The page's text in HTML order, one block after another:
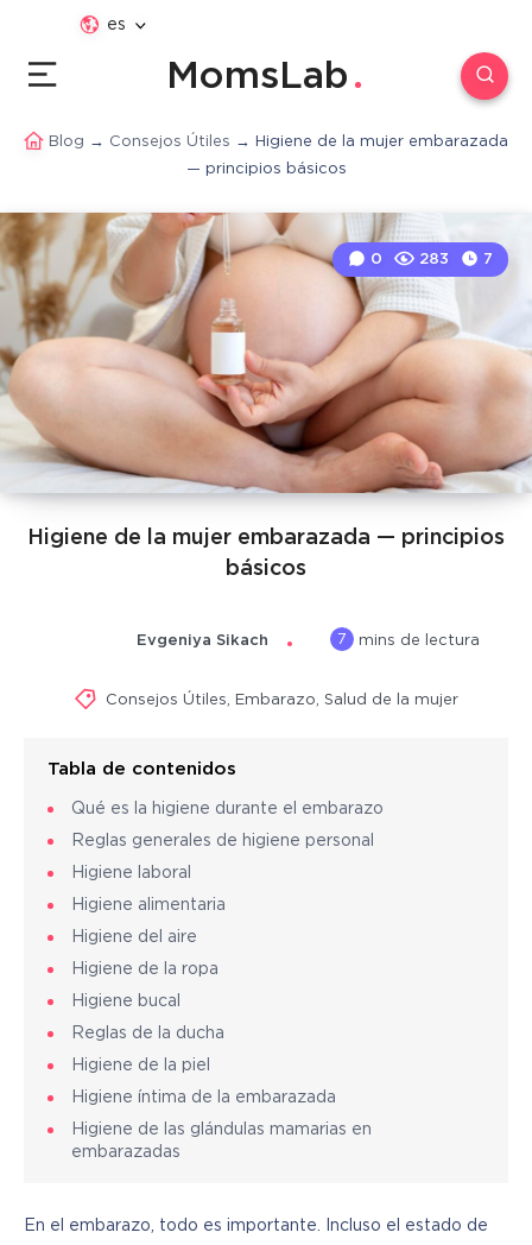
es
MomsLab
Blog → Consejos Útiles → Higiene de la mujer embarazada
— principios básicos
Higiene de la mujer embarazada — principios
básicos
0 283 7
Evgeniya Sikach 7 mins de lectura
Consejos Útiles Embarazo Salud de la mujer
Tabla de contenidos
Qué es la higiene durante el embarazo
Reglas generales de higiene personal
Higiene laboral
Higiene alimentaria
Higiene del aire
Higiene de la ropa
Higiene bucal
Reglas de la ducha
Higiene de la piel
Higiene íntima de la embarazada
Higiene de las glándulas mamarias en
embarazadas
En el embarazo, todo es importante. Incluso el estado de